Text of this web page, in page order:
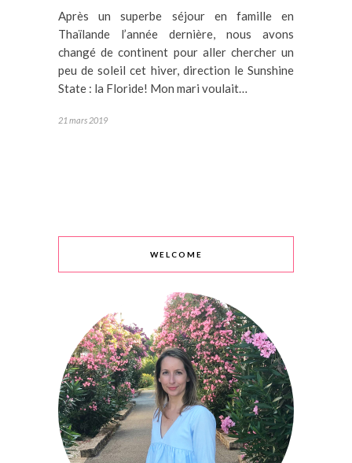
Après un superbe séjour en famille en
Thaïlande l’année dernière, nous avons
changé de continent pour aller chercher un
peu de soleil cet hiver, direction le Sunshine
State : la Floride! Mon mari voulait…
21 mars 2019
WELCOME